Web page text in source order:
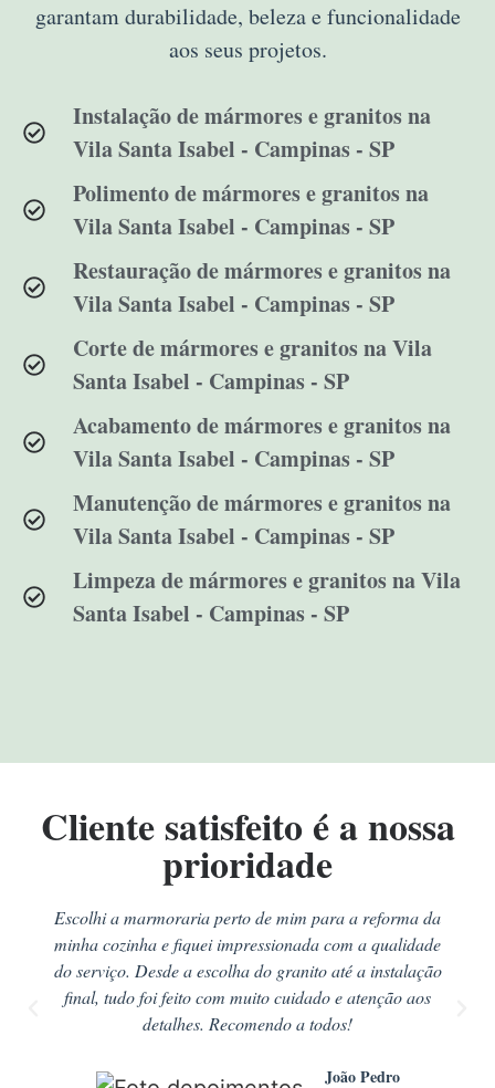
garantam durabilidade, beleza e funcionalidade
aos seus projetos.
Instalação de mármores e granitos na
Vila Santa Isabel - Campinas - SP
Polimento de mármores e granitos na
Vila Santa Isabel - Campinas - SP
Restauração de mármores e granitos na
Vila Santa Isabel - Campinas - SP
Corte de mármores e granitos na Vila
Santa Isabel - Campinas - SP
Acabamento de mármores e granitos na
Vila Santa Isabel - Campinas - SP
Manutenção de mármores e granitos na
Vila Santa Isabel - Campinas - SP
Limpeza de mármores e granitos na Vila
Santa Isabel - Campinas - SP
Cliente satisfeito é a nossa
prioridade
Escolhi a marmoraria perto de mim para a reforma da
minha cozinha e fiquei impressionada com a qualidade
do serviço. Desde a escolha do granito até a instalação
final, tudo foi feito com muito cuidado e atenção aos
detalhes. Recomendo a todos!
João Pedro